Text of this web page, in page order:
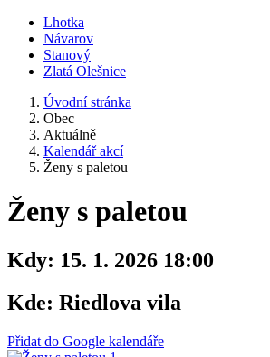
Lhotka
Návarov
Stanový
Zlatá Olešnice
Úvodní stránka
Obec
Aktuálně
Kalendář akcí
Ženy s paletou
Ženy s paletou
Kdy: 15. 1. 2026 18:00
Kde: Riedlova vila
Přidat do Google kalendáře